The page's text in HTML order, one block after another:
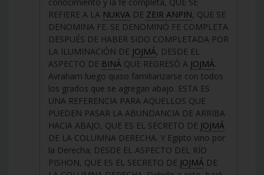
conocimiento y la fe completa, QUE SE
REFIERE A LA NUKVA DE ZEIR ANPIN, QUE SE
DENOMINA FE. SE DENOMINÓ FE COMPLETA
DESPUÉS DE HABER SIDO COMPLETADA POR
LA ILUMINACIÓN DE JOJMÁ, DESDE EL
ASPECTO DE BINÁ QUE REGRESÓ A JOJMÁ.
Avraham luego quiso familiarizarse con todos
los grados que se agregan abajo. ESTA ES
UNA REFERENCIA PARA AQUELLOS QUE
PUEDEN PASAR LA ABUNDANCIA DE ARRIBA
HACIA ABAJO, QUE ES EL SECRETO DE JOJMÁ
DE LA COLUMNA DERECHA. Y Egipto vino por
la Derecha; DESDE EL ASPECTO DEL RÍO
PISHON, QUE ES EL SECRETO DE JOJMÁ DE